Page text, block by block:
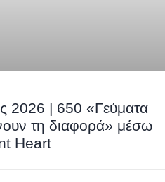
2026 | 650 «Γεύματα
τη διαφορά» μέσω
Heart